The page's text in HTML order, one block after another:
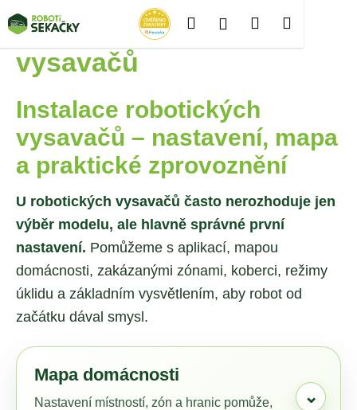
na
Hledat Přihlášení
Nákupní
košík
Instalace robotických
vysavačů
Instalace robotických
vysavačů – nastavení, mapa
a praktické zprovoznění
U robotických vysavačů často nerozhoduje jen
výběr modelu, ale hlavně správné první
nastavení. Pomůžeme s aplikací, mapou
domácnosti, zakázanými zónami, koberci, režimy
úklidu a základním vysvětlením, aby robot od
začátku dával smysl.
Mapa domácnosti
Nastavení místností, zón a hranic pomůže,
⌄
o
š
o
p
o
t
e
b
u
j
e
t
n